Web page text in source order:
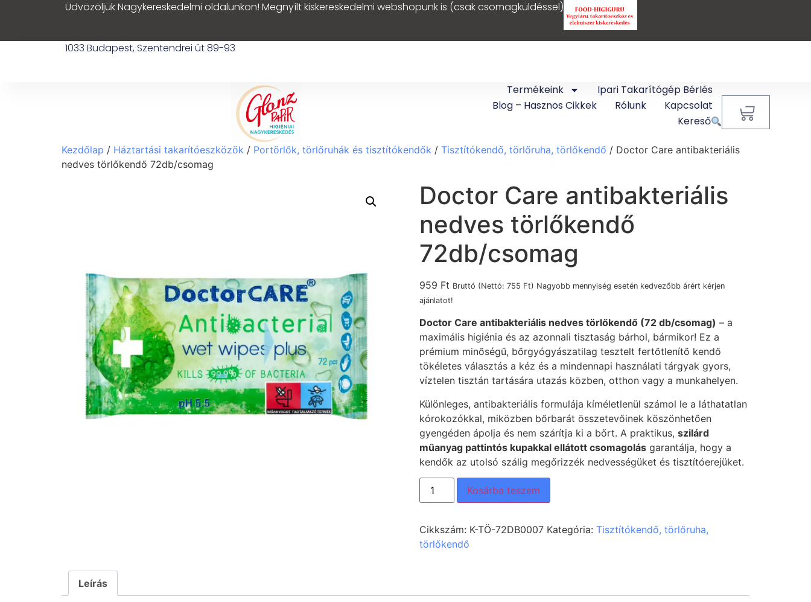
Üdvözöljük Nagykereskedelmi oldalunkon! Megnyílt kiskereskedelmi webshopunk is (csak csomagküldéssel)
1033 Budapest, Szentendrei út 89-93
Termékeink
Ipari Takarítógép Bérlés
Blog – Hasznos Cikkek
Rólunk
Kapcsolat
Kereső
Kezdőlap / Háztartási takarítóeszközök / Portörlők, törlőruhák és tisztítókendők / Tisztítókendő, törlőruha, törlőkendő / Doctor Care antibakteriális
nedves törlőkendő 72db/csomag
Doctor Care antibakteriális
nedves törlőkendő
72db/csomag
959 Ft Bruttó (Nettó: 755 Ft) Nagyobb mennyiség esetén kedvezőbb árért kérjen
ajánlatot!
Doctor Care antibakteriális nedves törlőkendő (72 db/csomag) – a
maximális higiénia és az azonnali tisztaság bárhol, bármikor! Ez a
prémium minőségű, bőrgyógyászatilag tesztelt fertőtlenítő kendő
tökéletes választás a kéz és a mindennapi használati tárgyak gyors,
víztelen tisztán tartására utazás közben, otthon vagy a munkahelyen.
Különleges, antibakteriális formulája kíméletlenül számol le a láthatatlan
kórokozókkal, miközben bőrbarát összetevőinek köszönhetően
gyengéden ápolja és nem szárítja ki a bőrt. A praktikus, szilárd
műanyag pattintós kupakkal ellátott csomagolásgarantálja, hogy a
kendők az utolsó szálig megőrizzék nedvességüket és tisztítóerejüket.
Kosárba teszem
Cikkszám: K-TÖ-72DB0007 Kategória: Tisztítókendő, törlőruha,
törlőkendő
Leírás